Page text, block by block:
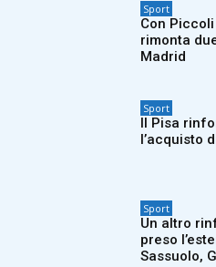
Sport
Con
rimonta
Madrid
Sport
Il Pisa
l’acquisto
Sport
Un altro
preso
Sassuolo,